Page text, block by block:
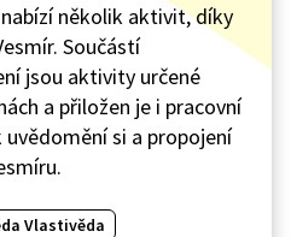
několik aktivit, díky
Součástí
jsou aktivity určené
a přiložen je i pracovní
si a propojení
Vlastivěda